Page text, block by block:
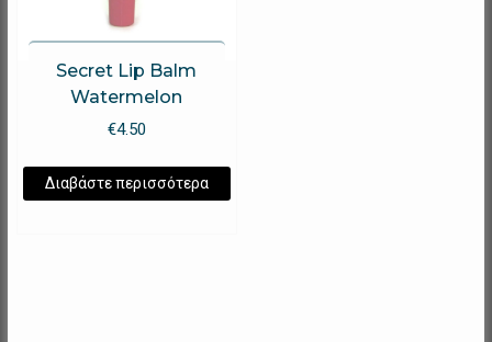
Secret Lip Balm
Watermelon
€4.50
Διαβάστε περισσότερα